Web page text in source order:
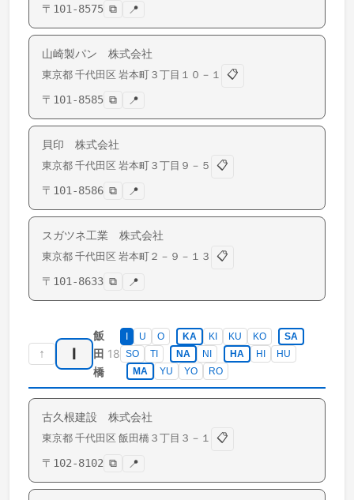
〒 101-8575 ⧉ 📍
山崎製パン 株式会社
東京都 千代田区 岩本町 ３丁目１０－１
📋
〒 101-8585 ⧉ 📍
貝印 株式会社
東京都 千代田区 岩本町 ３丁目９－５
📋
〒 101-8586 ⧉ 📍
スガツネ工業 株式会社
東京都 千代田区 岩本町 ２－９－１３
📋
〒 101-8633 ⧉ 📍
↑ I
飯
田
橋
18
I U O KA KI KU KO
SA
SO
TI NA NI HA HI
HU
MA
YU YO RO
古久根建設 株式会社
東京都 千代田区 飯田橋 ３丁目３－１
📋
〒 102-8102 ⧉ 📍